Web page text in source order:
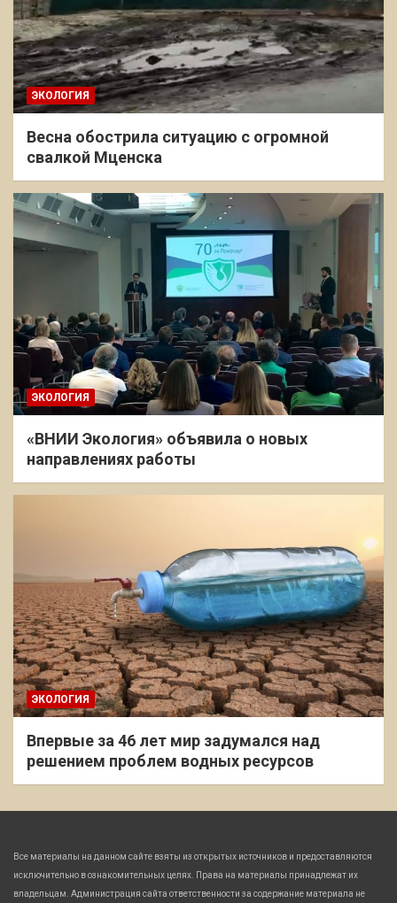
ЭКОЛОГИЯ
Весна обострила ситуацию с огромной
свалкой Мценска
ЭКОЛОГИЯ
«ВНИИ Экология» объявила о новых
направлениях работы
ЭКОЛОГИЯ
Впервые за 46 лет мир задумался над
решением проблем водных ресурсов
Все материалы на данном сайте взяты из открытых источников и предоставляются
исключительно в ознакомительных целях. Права на материалы принадлежат их
владельцам. Администрация сайта ответственности за содержание материала не